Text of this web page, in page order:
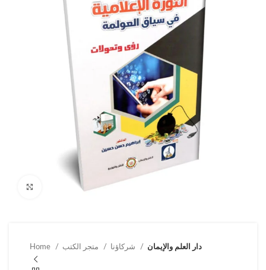
Click to enlarge
Home دار العلم والإيمان